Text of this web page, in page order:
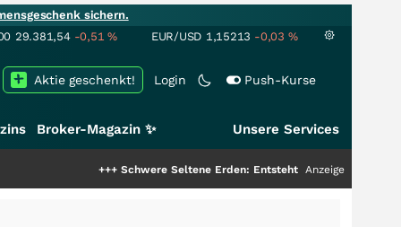
sichern.
29.381,54 -0,51% EUR/USD 1,15213 -0,03 %
Login Push-Kurse
Aktie geschenkt!
Broker-Magazin ✨ Unsere Services
Schwere Seltene Erden: Entsteht hier die nächste
Anzeige